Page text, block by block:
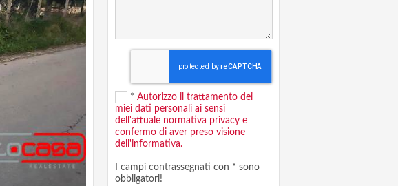
* Autorizzo il trattamento dei
miei dati personali ai sensi
dell'attuale normativa privacy e
confermo di aver preso visione
dell'informativa.
I campi contrassegnati con * sono
obbligatori!